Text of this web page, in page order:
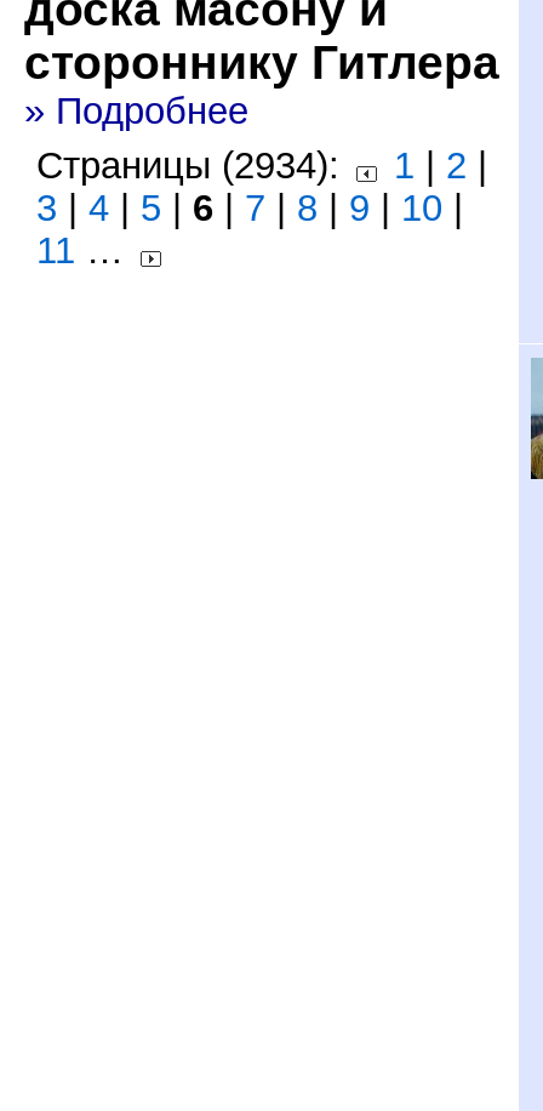
стороннику Гитлера
» Подробнее
Страницы (2934):
1 2
3
4 5 6 7 8 9 10
11 …